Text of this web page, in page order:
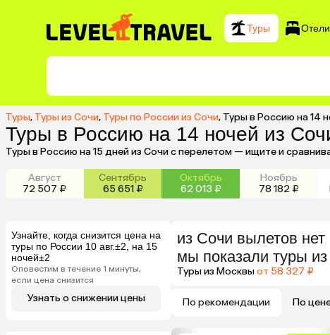
Туры Отели
Туры, Туры из Сочи, Туры по России из Сочи, Туры в Россию на 14
Туры в Россию на 14 ночей из
Туры в Россию на 15 дней из Сочи с перелетом — ищите и
Август
72 507 ₽
Сентябрь
65 651 ₽
Октябрь
62 013 ₽
Ноябрь
78 182 ₽
Узнайте, когда снизится цена на
туры по России 10 авг.±2, на 15
ночей±2
Оповестим в течение 1 минуты,
если цена снизится
Узнать о снижении цены
из Сочи вылетов нет
мы показали туры из
Туры из Москвыот 58 327 ₽
По рекомендации По